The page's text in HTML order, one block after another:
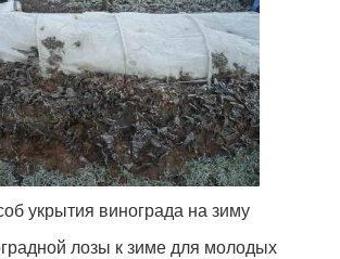
укрытия винограда на зиму
лозы к зиме для молодых